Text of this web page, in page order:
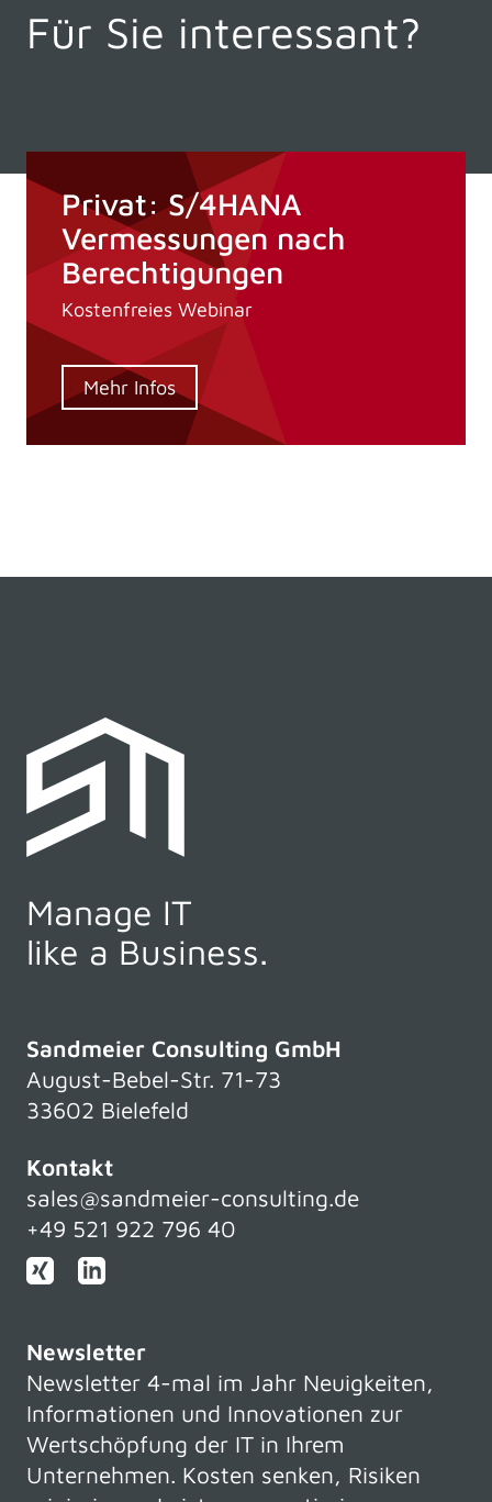
Für Sie interessant?
Privat: S/4HANA
Vermessungen nach
Berechtigungen
Kostenfreies Webinar
Mehr Infos
Manage IT
like a Business.
Sandmeier Consulting GmbH
August-Bebel-Str. 71-73
33602 Bielefeld
Kontakt
sales@sandmeier-consulting.de
+49 521 922 796 40
Newsletter
Newsletter 4-mal im Jahr Neuigkeiten,
Informationen und Innovationen zur
Wertschöpfung der IT in Ihrem
Unternehmen. Kosten senken, Risiken